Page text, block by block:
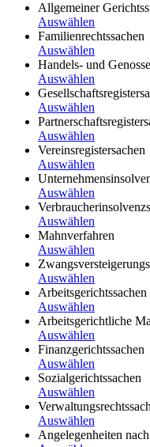
Allgemeiner
Auswählen
Familienrechtssachen
Auswählen
Handels- und
Auswählen
Auswählen
Auswählen
Vereinsregistersachen
Auswählen
Auswählen
Auswählen
Mahnverfahren
Auswählen
Auswählen
Arbeitsgerichtssachen
Auswählen
Arbeitsgerichtliche
Auswählen
Finanzgerichtssachen
Auswählen
Sozialgerichtssachen
Auswählen
Auswählen
Angelegenheiten